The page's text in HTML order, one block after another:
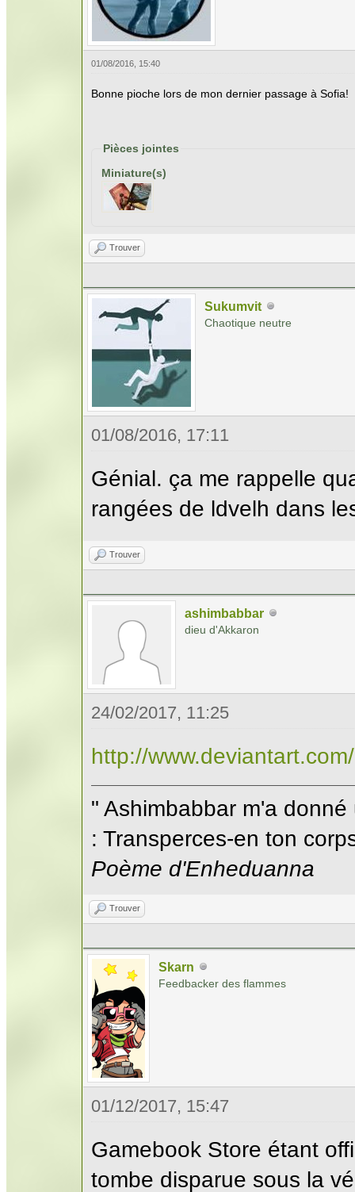
01/08/2016, 15:40
Bonne pioche lors de mon dernier passage à Sofia!
Pièces jointes
Miniature(s)
Trouver
Sukumvit
Chaotique neutre
01/08/2016, 17:11
Génial. ça me rappelle
rangées de ldvelh dans
Trouver
ashimbabbar
dieu d'Akkaron
24/02/2017, 11:25
http://
" Ashimbabbar m'a
: Transperces-en ton
Poème d'Enheduanna
Trouver
Skarn
Feedbacker des flammes
01/12/2017, 15:47
Gamebook Store étant
tombe disparue sous la